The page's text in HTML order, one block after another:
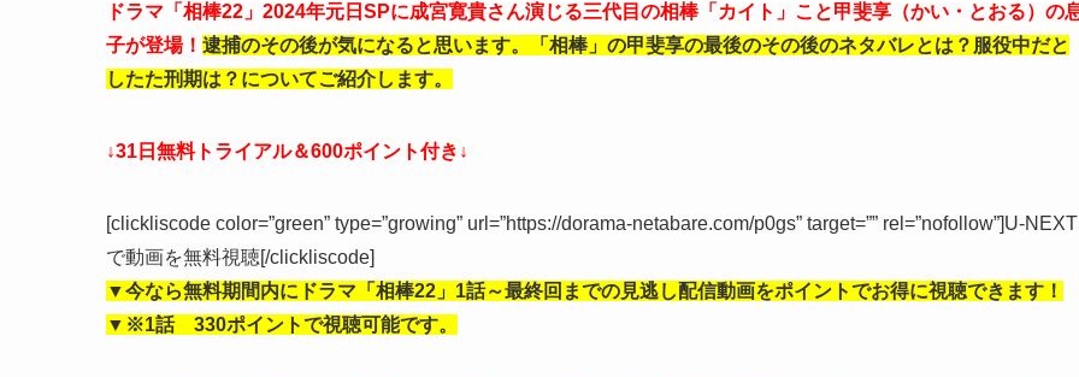
ドラマ「相棒22」2024年元日SPに成宮寛貴さん演じる三代目の相棒「カイト」こと甲斐享（かい・とおる）の
子が登場！ 逮捕のその後が気になると思います。「相棒」の甲斐享の最後のその後のネタバレとは？服役中だと
したた刑期は？についてご紹介します。
↓31日無料トライアル＆600ポイント付き↓
[clickliscode color=”green” type=”growing” url=”https://dorama-netabare.com/p0gs” target=”” rel=”nofollow”]U-NEXT
で動画を無料視聴[/clickliscode]
▼今なら無料期間内にドラマ「相棒22」1話～最終回までの見逃し配信動画をポイントでお得に視聴できます！
▼※1話 330ポイントで視聴可能です。